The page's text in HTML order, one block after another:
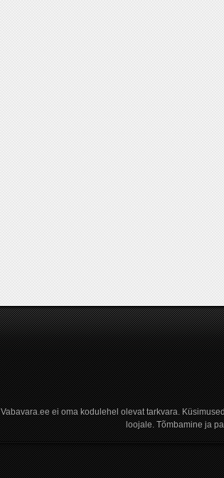
Vabavara.ee ei oma kodulehel olevat tarkvara.
loojale. Tõmbamine ja